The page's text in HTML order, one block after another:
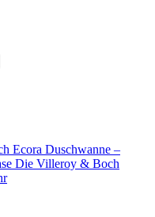
Ecora Duschwanne –
Die Villeroy & Boch